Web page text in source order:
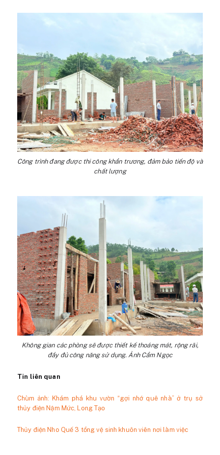
Công trình đang được thi công khẩn trương, đảm bảo tiến độ và
chất lượng
Không gian các phòng sẽ được thiết kế thoáng mát, rộng rãi,
đầy đủ công năng sử dụng. Ảnh Cẩm Ngọc
Tin liên quan
Chùm ảnh: Khám phá khu vườn “gợi nhớ quê nhà” ở trụ sở
thủy điện Nậm Mức, Long Tạo
Thủy điện Nho Quế 3 tổng vệ sinh khuôn viên nơi làm việc